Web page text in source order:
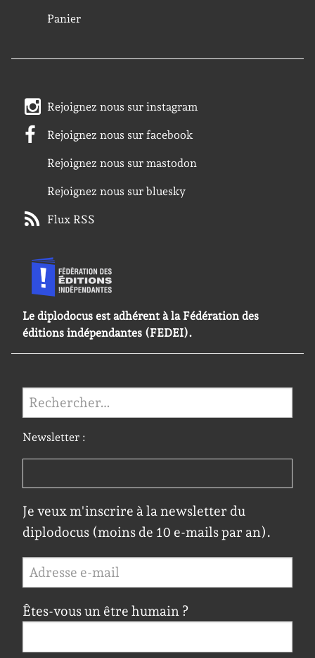
Panier
Rejoignez nous sur instagram
Rejoignez nous sur facebook
Rejoignez nous sur mastodon
Rejoignez nous sur bluesky
Flux RSS
Le diplodocus est adhérent à la Fédération des
éditions indépendantes (FEDEI).
Rechercher :
Newsletter :
Je veux m'inscrire à la newsletter du
diplodocus (moins de 10 e-mails par an).
Êtes-vous un être humain ?